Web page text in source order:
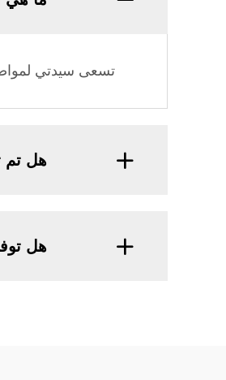
تسعى سيدتي
هل تم
هل